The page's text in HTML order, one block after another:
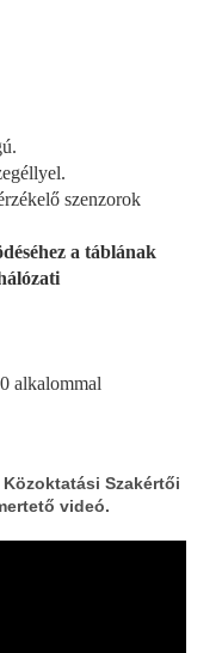
szenzorok
a táblának
alkalommal
Szakértői
videó.